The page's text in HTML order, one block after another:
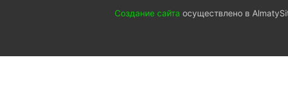
Создание сайта осуществлено в